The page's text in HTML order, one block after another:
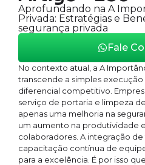
Aprofundando na A
Privada: Estratégias e
segurança privada
Fale
No contexto atual, a A
transcende a simples
diferencial competitivo.
serviço de portaria e limpeza
apenas uma melhoria na
um aumento na produtividade
colaboradores. A integração
capacitação contínua de
para a excelência. É por isso